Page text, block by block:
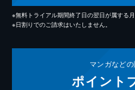
※無料トライアル期間終了日の翌日が属する
※日割りでのご請求はいたしません。
マンガなどの
ポイント